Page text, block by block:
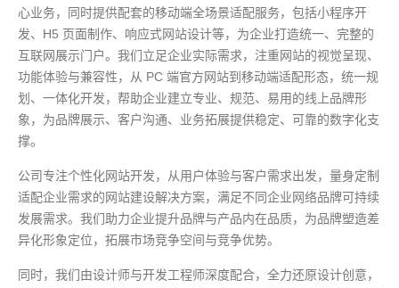
心业务，同时提供配套的移动端全场景适配服务，包括小程序开
发、H5 页面制作、响应式网站设计等，为企业打造统一、完整的
互联网展示门户。我们立足企业实际需求，注重网站的视觉呈现、
功能体验与兼容性，从 PC 端官方网站到移动端适配形态，统一规
划、一体化开发，帮助企业建立专业、规范、易用的线上品牌形
象，为品牌展示、客户沟通、业务拓展提供稳定、可靠的数字化支
撑。
公司专注个性化网站开发，从用户体验与客户需求出发，量身定制
适配企业需求的网站建设解决方案，满足不同企业网络品牌可持续
发展需求。我们助力企业提升品牌与产品内在品质，为品牌塑造差
异化形象定位，拓展市场竞争空间与竞争优势。
同时，我们由设计师与开发工程师深度配合，全力还原设计创意，